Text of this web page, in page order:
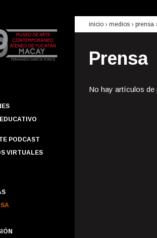
PODCAST
VIRTUALES
inicio › medios › prensa
Prensa
No hay artículos de